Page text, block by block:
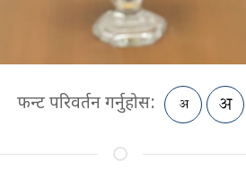
फन्ट परिवर्तन गर्नुहोस: